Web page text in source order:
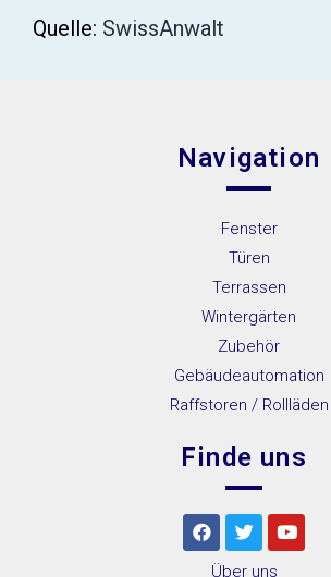
Quelle: SwissAnwalt
Navigation
Fenster
Türen
Terrassen
Wintergärten
Zubehör
Gebäudeautomation
Raffstoren / Rollläden
Finde uns
Über uns